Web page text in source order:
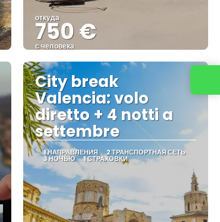
откуда
750 €
с человека
Видеть
City break
Valencia: volo
diretto + 4 notti a
settembre
1 НАПРАВЛЕНИЯ 2 ТРАНСПОРТНАЯ СЕТЬ
3 НОЧЬЮ 1 СТРАХОВКИ
Свяжитесь с нами